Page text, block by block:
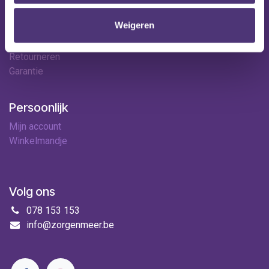
Weigeren
Contact
Betaalopties
Retourneren
Garantie
Persoonlijk
Mijn account
Winkelmandje
Volg ons
078 153 153
info@zorgenmeer.be